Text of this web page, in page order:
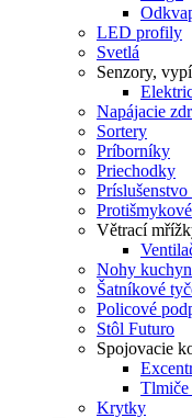
LED profily
Svetlá
Senzory,
Napájacie
Sortery
Príborníky
Priechodky
Větrací
Nohy
Šatníkové
Policové
Stôl Futuro
Spojovacie
Tlmiče
Krytky